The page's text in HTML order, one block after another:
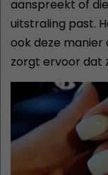
aanspreekt of
uitstraling past.
ook deze
zorgt ervoor dat